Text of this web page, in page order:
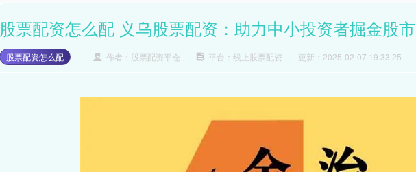
股票配资怎么配 义乌股票配资：助力中小投资者掘金股市
股票配资怎么配 作者：股票配资平仓 平台：线上股票配资 更新：2025-02-07 19:33:25